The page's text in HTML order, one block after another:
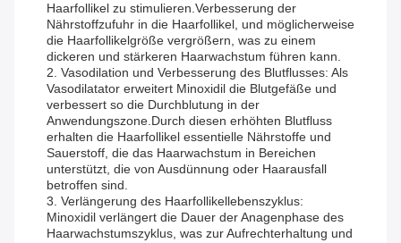
Haarfollikel zu stimulieren.Verbesserung der
Nährstoffzufuhr in die Haarfollikel, und möglicherweise
die Haarfollikelgröße vergrößern, was zu einem
dickeren und stärkeren Haarwachstum führen kann.
2. Vasodilation und Verbesserung des Blutflusses: Als
Vasodilatator erweitert Minoxidil die Blutgefäße und
verbessert so die Durchblutung in der
Anwendungszone.Durch diesen erhöhten Blutfluss
erhalten die Haarfollikel essentielle Nährstoffe und
Sauerstoff, die das Haarwachstum in Bereichen
unterstützt, die von Ausdünnung oder Haarausfall
betroffen sind.
3. Verlängerung des Haarfollikellebenszyklus:
Minoxidil verlängert die Dauer der Anagenphase des
Haarwachstumszyklus, was zur Aufrechterhaltung und